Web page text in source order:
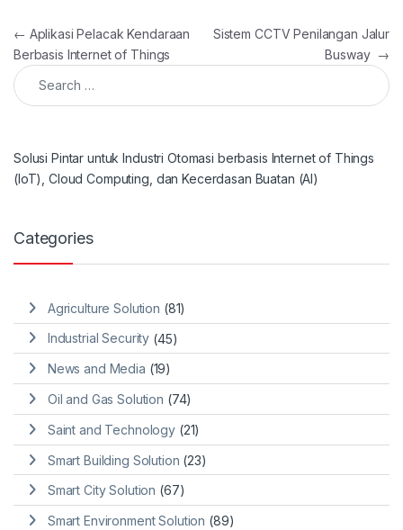
Post navigation
← Aplikasi Pelacak Kendaraan
Berbasis Internet of Things
Sistem CCTV Penilangan Jalur
Busway →
Search for:
Solusi Pintar untuk Industri Otomasi berbasis Internet of Things
(IoT), Cloud Computing, dan Kecerdasan Buatan (AI)
Categories
Agriculture Solution (81)
Industrial Security (45)
News and Media (19)
Oil and Gas Solution (74)
Saint and Technology (21)
Smart Building Solution (23)
Smart City Solution (67)
Smart Environment Solution (89)